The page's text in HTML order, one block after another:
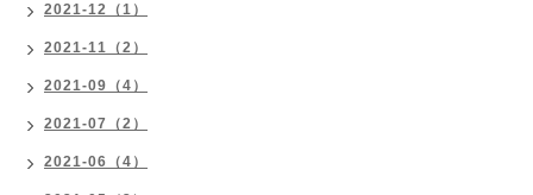
2021-12（1）
2021-11（2）
2021-09（4）
2021-07（2）
2021-06（4）